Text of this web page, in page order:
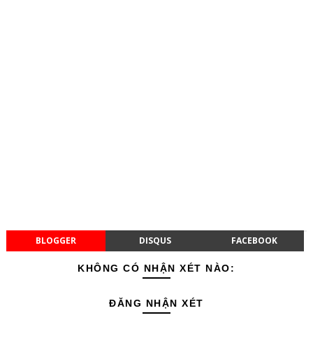
BLOGGER DISQUS FACEBOOK
KHÔNG CÓ NHẬN XÉT NÀO:
ĐĂNG NHẬN XÉT